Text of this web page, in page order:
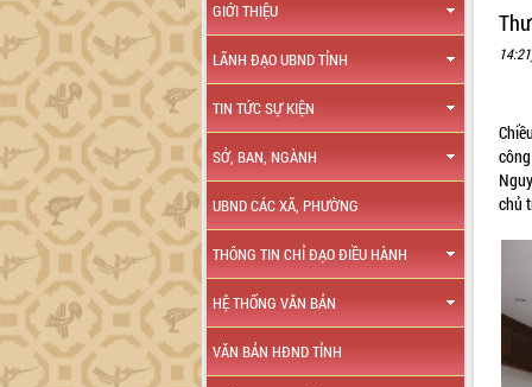
GIỚI THIỆU
LÃNH ĐẠO UBND TỈNH
TIN TỨC SỰ KIỆN
SỞ, BAN, NGÀNH
UBND CÁC XÃ, PHƯỜNG
THÔNG TIN CHỈ ĐẠO ĐIỀU HÀNH
HỆ THỐNG VĂN BẢN
VĂN BẢN HĐND TỈNH
chủ